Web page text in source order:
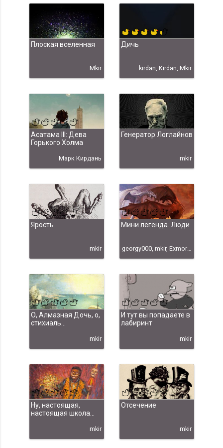
Плоская вселенная
Mkir
Дичь
kirdan, Kirdan, Mkir
Асатама III: Дева
Горького Холма
Марк Кирдань
Генератор Логлайнов
mkir
Ярость
mkir
Мини легенда. Люди
georgy000, mkir, Exmortis
О, Алмазная Дочь, о,
стихиаль...
mkir
И тут вы попадаете в
лабиринт
mkir
Ну, настоящая,
настоящая школа...
mkir
Отсечение
mkir